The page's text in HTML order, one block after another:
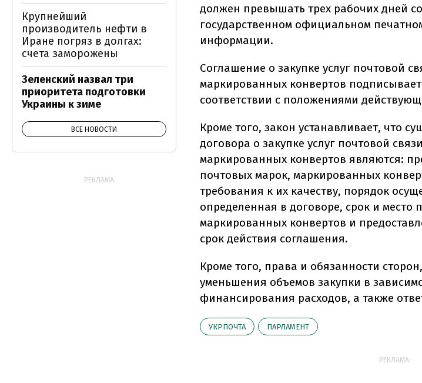
должен превышать трех рабочих дней
государственном официальном
информации.
Соглашение о закупке услуг почтовой
маркированных конвертов
соответствии с положениями
Кроме того, закон устанавливает, что
договора о закупке услуг почтовой
маркированных конвертов являются:
почтовых марок, маркированных
требования к их качеству, порядок
определенная в договоре, срок и место
маркированных конвертов и
срок действия соглашения.
Кроме того, права и обязанности
уменьшения объемов закупки в
финансирования расходов, а также
УКРПОЧТА ПАРЛАМЕНТ
РЕКЛАМА:
Крупнейший
производитель нефти в
Иране погряз в долгах:
счета заморожены
Зеленский назвал три
приоритета подготовки
Украины к зиме
ВСЕ НОВОСТИ
РЕКЛАМА: